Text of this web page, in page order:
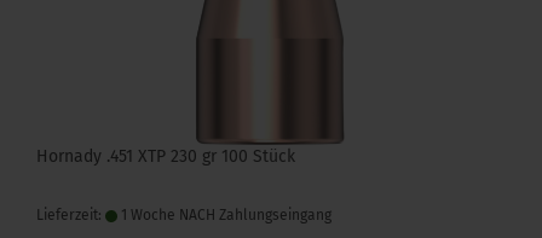
Hornady .451 XTP 230 gr 100 Stück
Lieferzeit: 1 Woche NACH Zahlungseingang